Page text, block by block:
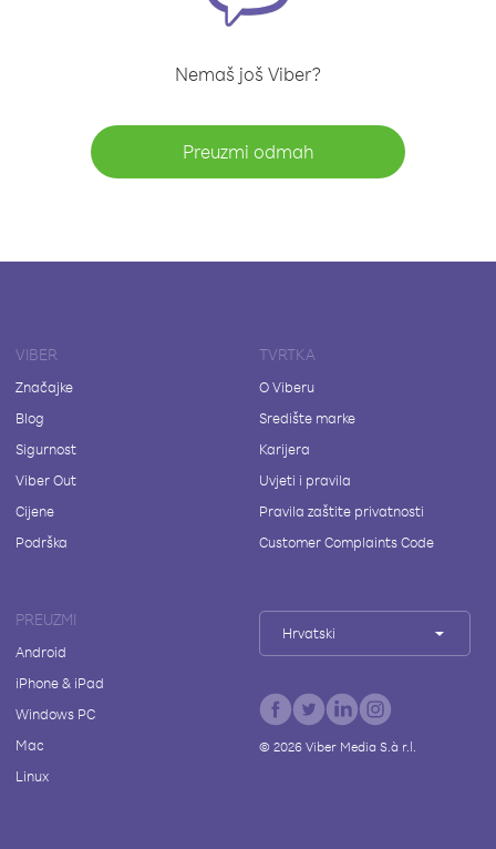
Nemaš još Viber?
Preuzmi odmah
VIBER
Značajke
Blog
Sigurnost
Viber Out
Cijene
Podrška
TVRTKA
O Viberu
Središte marke
Karijera
Uvjeti i pravila
Pravila zaštite privatnosti
Customer Complaints Code
PREUZMI
Android
iPhone & iPad
Windows PC
Mac
Linux
Hrvatski
© 2026Viber Media S.à r.l.